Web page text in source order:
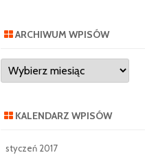
ARCHIWUM WPISÓW
Archiwum
wpisów
KALENDARZ WPISÓW
styczeń 2017